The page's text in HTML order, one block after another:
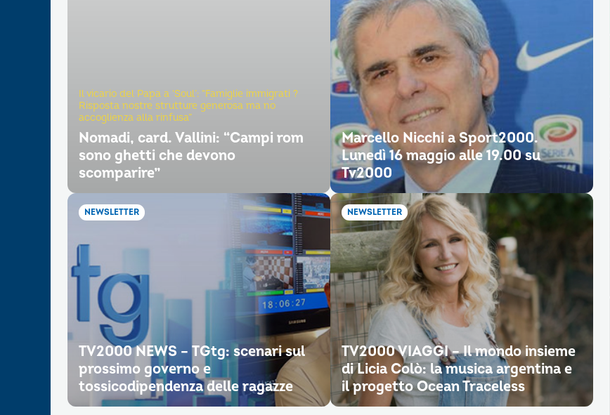
Il vicario del Papa a ‘Soul’: “Famiglie immigrati ?
Risposta nostre strutture generosa ma no
accoglienza alla rinfusa”
Nomadi, card. Vallini: “Campi rom
sono ghetti che devono
scomparire”
Marcello Nicchi a Sport2000.
Lunedì 16 maggio alle 19.00 su
Tv2000
NEWSLETTER
TV2000 NEWS – TGtg: scenari sul
prossimo governo e
tossicodipendenza delle ragazze
NEWSLETTER
TV2000 VIAGGI – Il mondo insieme
di Licia Colò: la musica argentina e
il progetto Ocean Traceless